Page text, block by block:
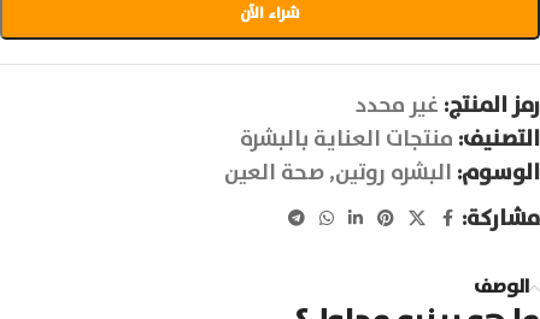
شراء الآن
رمز المنتج: غير محدد
التصنيف: منتجات العناية بالبشرة
الوسوم: البشره روتين,صحة العين
مشاركة:
الوصف